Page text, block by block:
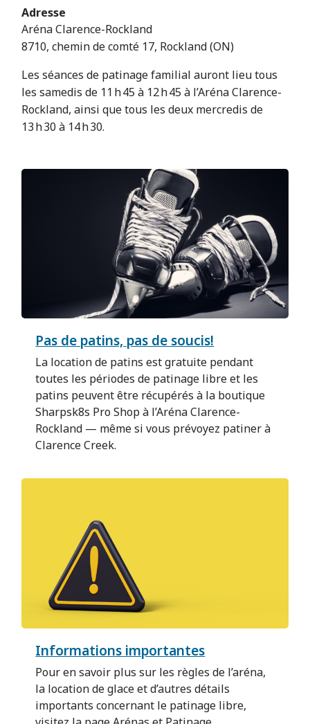
Adresse
Aréna Clarence-Rockland
8710, chemin de comté 17, Rockland (ON)
Les séances de patinage familial auront lieu tous
les samedis de 11 h 45 à 12 h 45 à l’Aréna Clarence-
Rockland, ainsi que tous les deux mercredis de
13 h 30 à 14 h 30.
Pas de patins, pas de soucis!
La location de patins est gratuite pendant
toutes les périodes de patinage libre et les
patins peuvent être récupérés à la boutique
Sharpsk8s Pro Shop à l’Aréna Clarence-
Rockland — même si vous prévoyez patiner à
Clarence Creek.
Informations importantes
Pour en savoir plus sur les règles de l’aréna,
la location de glace et d’autres détails
importants concernant le patinage libre,